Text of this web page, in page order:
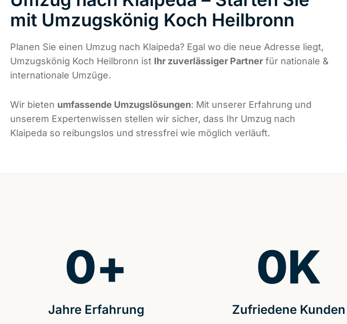
mit Umzugskönig Koch Heilbronn
Planen Sie einen Umzug nach Klaipeda? Egal wo die neue Adresse liegt,
Umzugskönig Koch Heilbronn ist Ihr zuverlässiger Partner für nationale &
internationale Umzüge.
Wir bieten umfassende Umzugslösungen: Mit unserer Erfahrung und
unserem Expertenwissen stellen wir sicher, dass Ihr Umzug nach
Klaipeda so reibungslos und stressfrei wie möglich verläuft.
Jahre Erfahrung
0+
Zufriedene Kunden
0K